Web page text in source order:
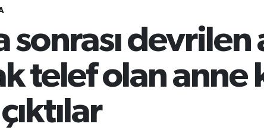
sonrası
telef olan anne